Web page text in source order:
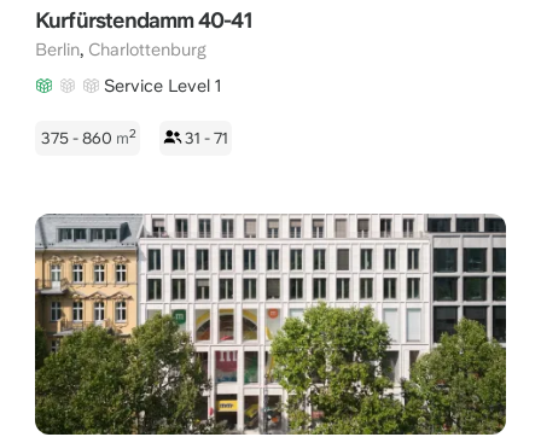
Kurfürstendamm 40-41
Berlin, Charlottenburg
Service Level 1
375 - 860 m2 31 - 71